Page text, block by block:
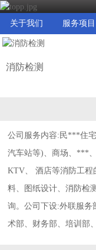
关于我们 服务项目
消防检测
公司服务内容:民***住
汽车站等)、商场、***
KTV、 酒店等消防工程
料、图纸设计、消防检
询。公司下设:外联服务
术部、财务部、培训部